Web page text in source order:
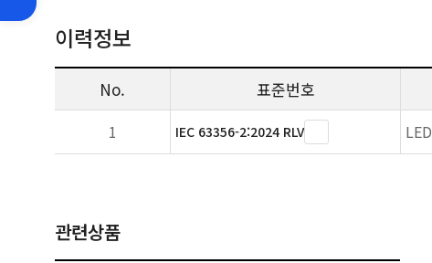
이력정보
No. 표준번호
1 IEC 63356-2:2024 RLV
관련상품